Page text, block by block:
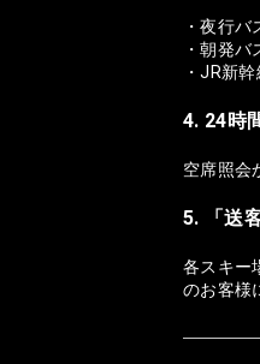
・夜行
・朝発
・JR新
4. 24時
空席照会
5. 「送
各スキー
のお客様